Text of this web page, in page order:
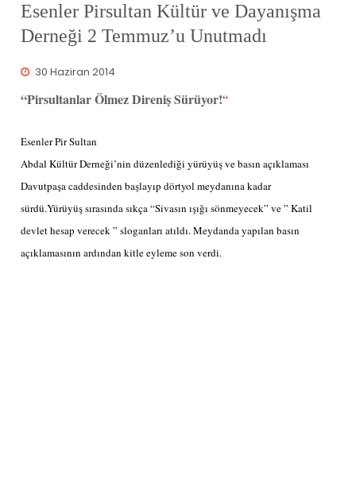
Esenler Pirsultan Kültür ve Dayanışma
Derneği 2 Temmuz’u Unutmadı
30 Haziran 2014
“Pirsultanlar Ölmez Direniş Sürüyor!“
Esenler Pir Sultan
Abdal Kültür Derneği’nin düzenlediği yürüyüş ve basın açıklaması
Davutpaşa caddesinden başlayıp dörtyol meydanına kadar
sürdü.Yürüyüş sırasında sıkça “Sivasın ışığı sönmeyecek” ve ” Katil
devlet hesap verecek ” sloganları atıldı. Meydanda yapılan basın
açıklamasının ardından kitle eyleme son verdi.